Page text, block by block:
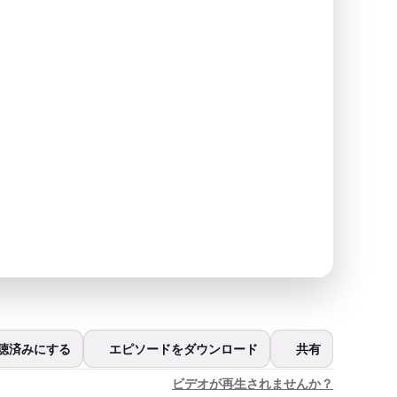
済みにする エピソードをダウンロード 共有
ビデオが再生されませんか？